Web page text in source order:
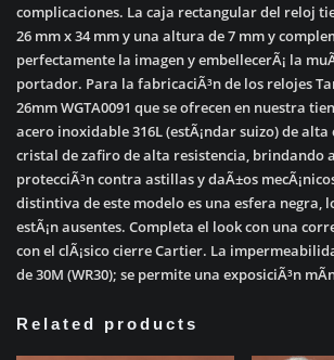
complicaciones. La caja rectangular del reloj
26 mm x 34 mm y una altura de 7 mm y
perfectamente la imagen y embellecerÃ¡ la
portador. Para la fabricaciÃ³n de los relojes
26mm WGTA0091 que se ofrecen en nuestra
acero inoxidable 316L (estÃ¡ndar suizo) de
cristal de zafiro de alta resistencia, brindando
protecciÃ³n contra astillas y daÃ±os
distintiva de este modelo es una esfera negra,
estÃ¡n ausentes. Completa el look con una
con el clÃ¡sico cierre Cartier. La
de 30M (WR30); se permite una exposiciÃ³n
Related products